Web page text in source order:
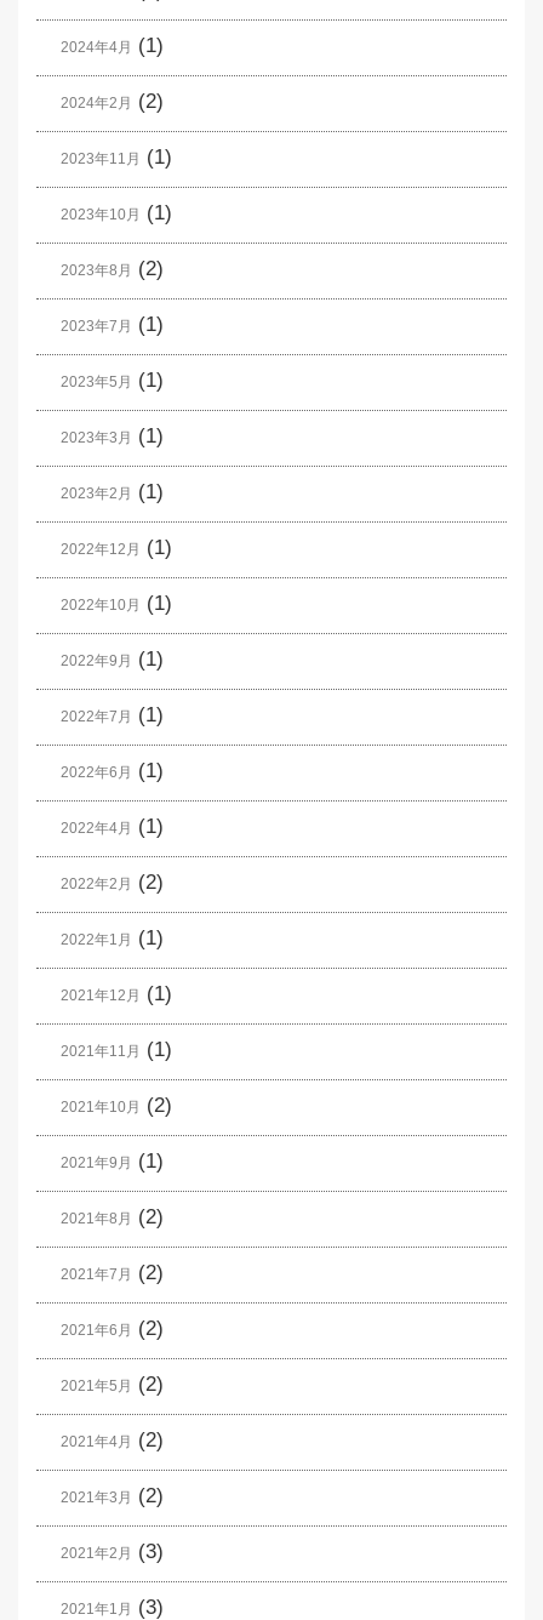
2024年4月 (1)
2024年2月 (2)
2023年11月 (1)
2023年10月 (1)
2023年8月 (2)
2023年7月 (1)
2023年5月 (1)
2023年3月 (1)
2023年2月 (1)
2022年12月 (1)
2022年10月 (1)
2022年9月 (1)
2022年7月 (1)
2022年6月 (1)
2022年4月 (1)
2022年2月 (2)
2022年1月 (1)
2021年12月 (1)
2021年11月 (1)
2021年10月 (2)
2021年9月 (1)
2021年8月 (2)
2021年7月 (2)
2021年6月 (2)
2021年5月 (2)
2021年4月 (2)
2021年3月 (2)
2021年2月 (3)
2021年1月 (3)